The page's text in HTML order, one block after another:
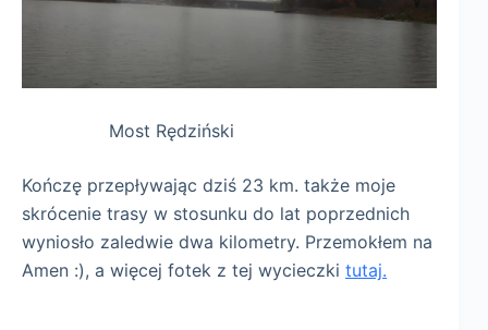
Most Rędziński
Kończę przepływając dziś 23 km. także moje
skrócenie trasy w stosunku do lat poprzednich
wyniosło zaledwie dwa kilometry. Przemokłem na
Amen :), a więcej fotek z tej wycieczki tutaj.